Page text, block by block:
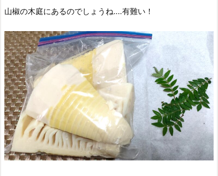
山椒の木庭にあるのでしょうね‥‥有難い！